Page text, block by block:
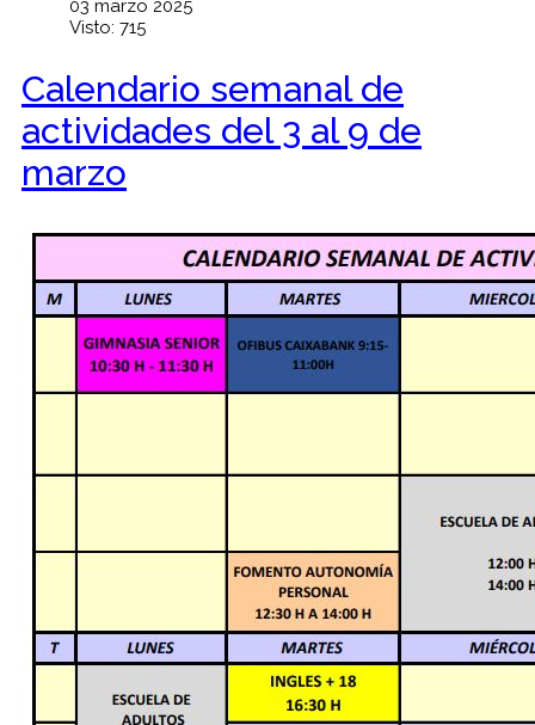
03 marzo 2025
Visto: 715
Calendario semanal de
actividades del 3 al 9 de
marzo